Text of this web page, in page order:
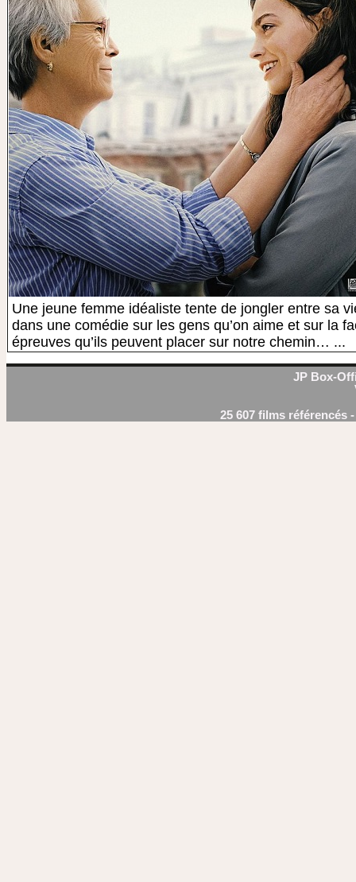
Une jeune femme idéaliste tente de jongler entre sa
dans une comédie sur les gens qu’on aime et sur la
épreuves qu’ils peuvent placer sur notre chemin… ...
JP Box-
25 607 films référencés